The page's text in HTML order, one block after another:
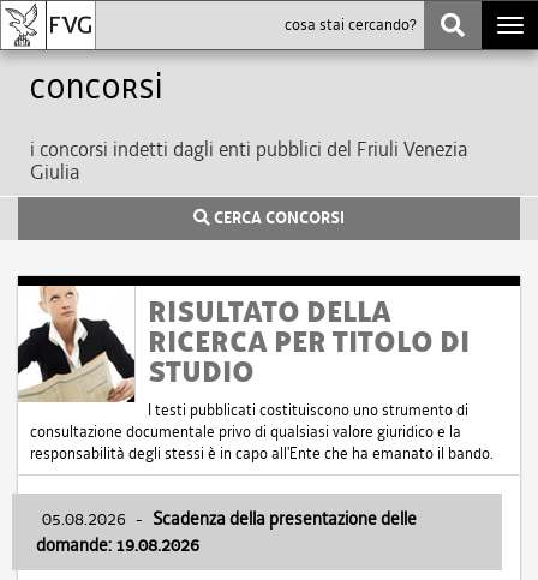
Concorsi
i concorsi indetti dagli enti pubblici del Friuli Venezia
Giulia
CERCA CONCORSI
RISULTATO DELLA
RICERCA PER TITOLO DI
STUDIO
I testi pubblicati costituiscono uno strumento di
consultazione documentale privo di qualsiasi valore giuridico e la
responsabilità degli stessi è in capo all'Ente che ha emanato il bando.
05.08.2026 - Scadenza della presentazione delle
domande: 19.08.2026